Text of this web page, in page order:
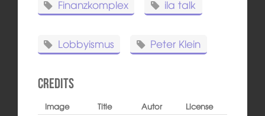
Finanzkomplex ila talk
Lobbyismus Peter Klein
Credits
Image Title Autor
License